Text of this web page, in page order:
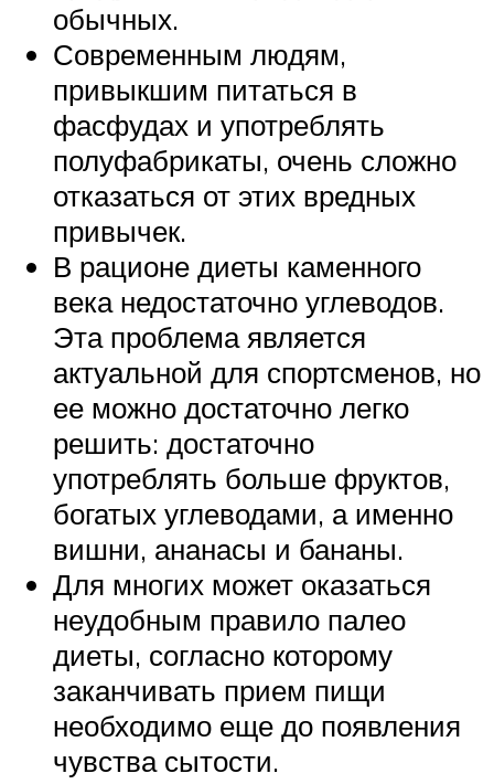
обычных.
Современным людям,
привыкшим питаться в
фасфудах и употреблять
полуфабрикаты, очень сложно
отказаться от этих вредных
привычек.
В рационе диеты каменного
века недостаточно углеводов.
Эта проблема является
актуальной для спортсменов, но
ее можно достаточно легко
решить: достаточно
употреблять больше фруктов,
богатых углеводами, а именно
вишни, ананасы и бананы.
Для многих может оказаться
неудобным правило палео
диеты, согласно которому
заканчивать прием пищи
необходимо еще до появления
чувства сытости.